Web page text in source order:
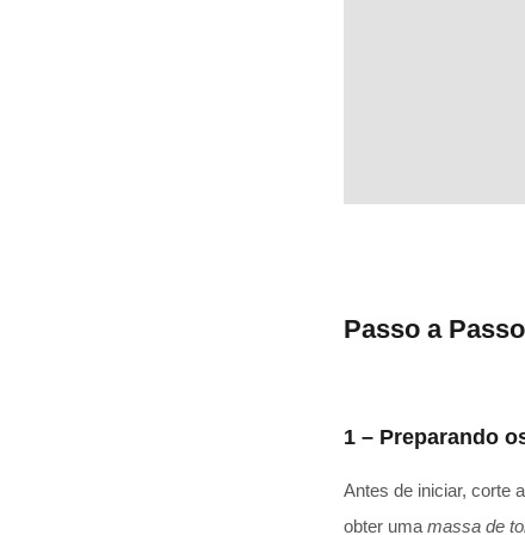
Passo a
1 – Preparando
Antes de iniciar, corte
obter umamassa de